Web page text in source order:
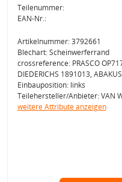
Teilenummer:
EAN-Nr.:
Artikelnummer: 3792661
Blechart: Scheinwerferrand
crossreference: PRASCO
DIEDERICHS 1891013,
Einbauposition: links
Teilehersteller/Anbieter: VAN
weitere Attribute anzeigen